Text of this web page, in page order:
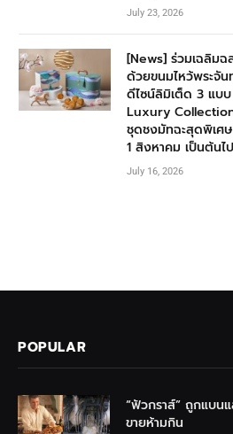
July 23, 2026
[News] ร่วมเฉลิมฉ
ด้วยขนมไหว้พระจั
ดีไซน์ลิมิเต็ด 3 แบ
Luxury
ชุดชงมัทฉะสุดพิเศ
1 สิงหาคม เป็นต้นไป
July 16, 2026
POPULAR
“ฟัวกราส์” ถูกแบน
ขายห้ามกิน